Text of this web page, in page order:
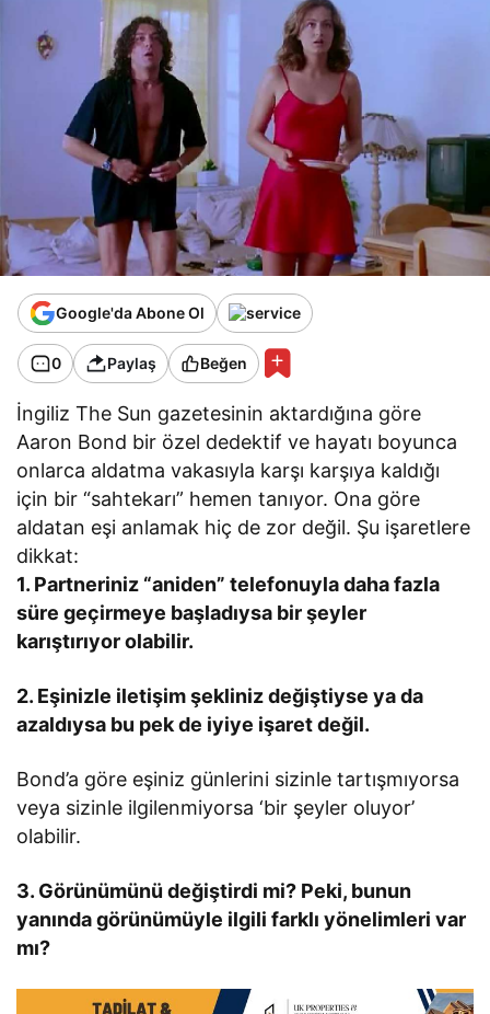
Google'da Abone Ol
0 Paylaş Beğen
İngiliz The Sun gazetesinin aktardığına göre
Aaron Bond bir özel dedektif ve hayatı boyunca
onlarca aldatma vakasıyla karşı karşıya kaldığı
için bir “sahtekarı” hemen tanıyor. Ona göre
aldatan eşi anlamak hiç de zor değil. Şu işaretlere
dikkat:
1. Partneriniz “aniden” telefonuyla daha fazla
süre geçirmeye başladıysa bir şeyler
karıştırıyor olabilir.
2. Eşinizle iletişim şekliniz değiştiyse ya da
azaldıysa bu pek de iyiye işaret değil.
Bond’a göre eşiniz günlerini sizinle tartışmıyorsa
veya sizinle ilgilenmiyorsa ‘bir şeyler oluyor’
olabilir.
3. Görünümünü değiştirdi mi? Peki, bunun
yanında görünümüyle ilgili farklı yönelimleri var
mı?